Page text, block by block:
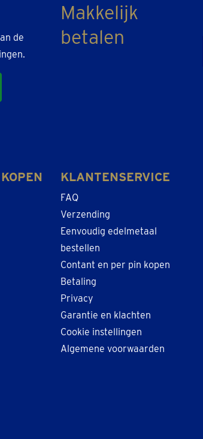
de
Makkelijk
betalen
KLANTENSERVICE
FAQ
Verzending
Eenvoudig edelmetaal
bestellen
Contant en per pin kopen
Betaling
Privacy
Garantie en klachten
Cookie instellingen
Algemene voorwaarden